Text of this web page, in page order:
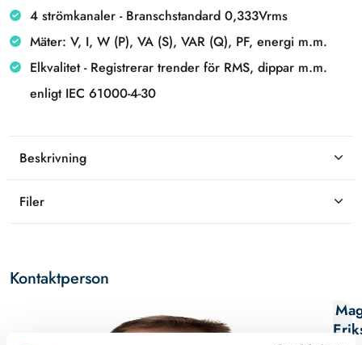
4 strömkanaler - Branschstandard 0,333Vrms
Mäter: V, I, W (P), VA (S), VAR (Q), PF, energi m.m.
Elkvalitet - Registrerar trender för RMS, dippar m.m.
enligt IEC 61000-4-30
Beskrivning
Filer
Kontaktperson